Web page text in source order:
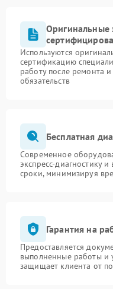
Оригинальные
Используются
сертификацию
работу после ремонта
обязательств
Бесплатная
Современное
экспресс-диагностику
сроки, минимизируя
Гарантия на
Предоставляется
выполненные работы и
защищает клиента от